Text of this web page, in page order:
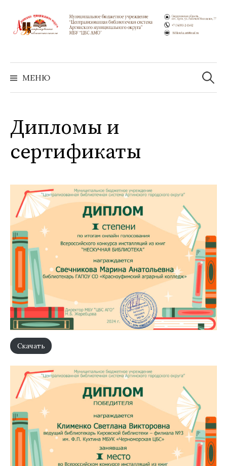
содержимому
МЕНЮ
Найти:
Дипломы и
сертификаты
Скачать